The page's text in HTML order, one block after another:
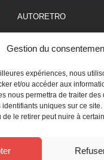
Gestion du
expériences, nous
et/ou accéder aux
nous permettra de traiter
uniques sur ce
de le retirer peut nuire à
AUTORETRO
77309 Fontainebleau
Fax: 01 60 39 69 00
Nous contacter par email
Mentions légales
Gestion des cookies